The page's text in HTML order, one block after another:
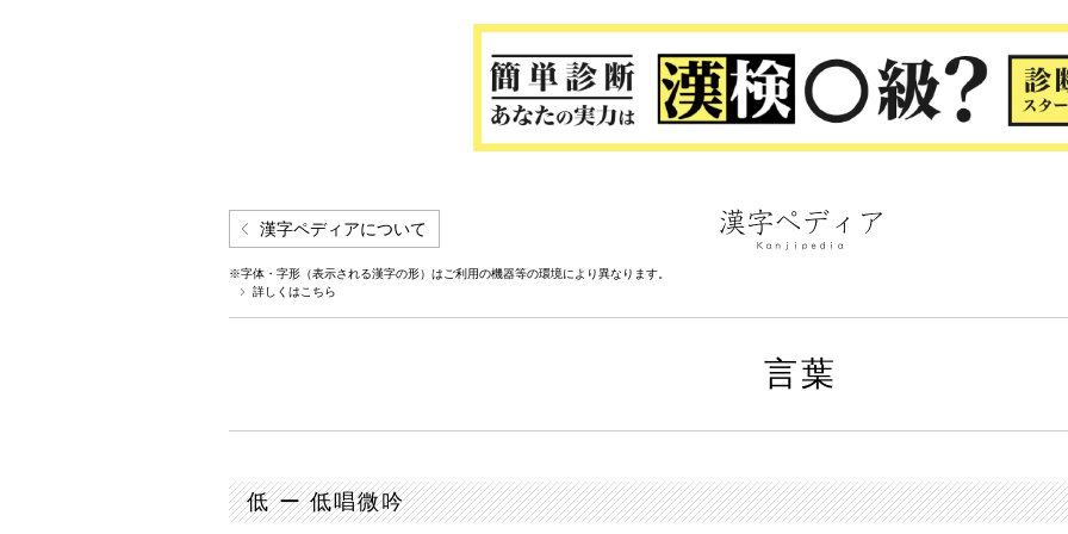
漢字ペディアについて
※字体・字形（表示される漢字の形）はご利用の機器等の環境により異なります。
詳しくはこちら
言葉
低 ー 低唱微吟